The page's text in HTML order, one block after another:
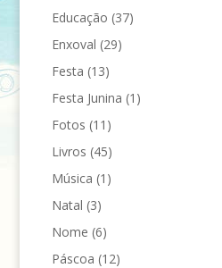
Educação (37)
Enxoval (29)
Festa (13)
Festa Junina (1)
Fotos (11)
Livros (45)
Música (1)
Natal (3)
Nome (6)
Páscoa (12)